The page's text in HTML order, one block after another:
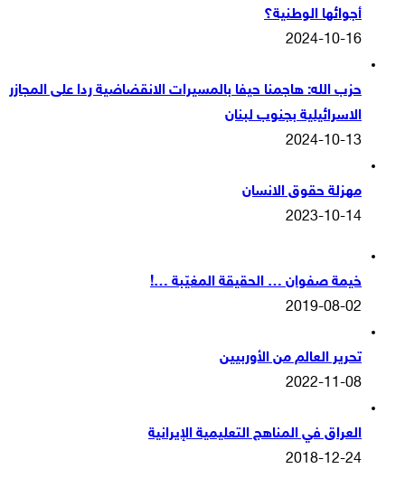
أجوائها الوطنية؟
2024-10-16
حزب الله: هاجمنا حيفا بالمسيرات الانقضاضية ردا على المجازر
الاسرائيلية بجنوب لبنان
2024-10-13
مهزلة حقوق الانسان
2023-10-14
خيمة صفوان … الحقيقة المغيّبة …!
2019-08-02
تحرير العالم من الأوربيين
2022-11-08
العراق في المناهج التعليمية الإيرانية
2018-12-24